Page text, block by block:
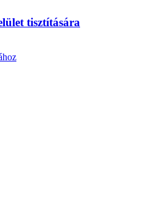
tisztítására